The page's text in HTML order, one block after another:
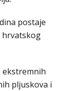
postaje
hrvatskog
ekstremnih
pljuskova i